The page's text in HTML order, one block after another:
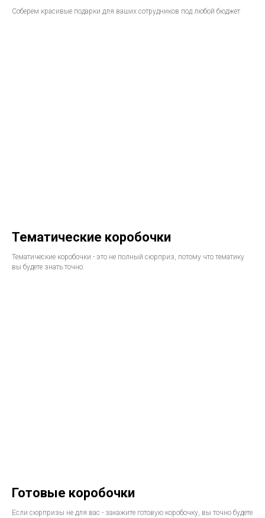
Соберем красивые подарки для ваших сотрудников под любой бюджет
Тематические коробочки
Тематические коробочки - это не полный сюрприз, потому что тематику
вы будете знать точно.
Готовые коробочки
Если сюрпризы не для вас - закажите готовую коробочку, вы точно будете